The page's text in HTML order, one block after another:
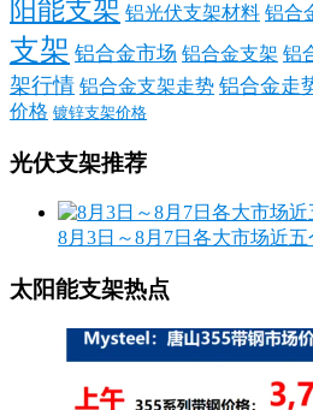
阳能支架 铝光伏支架材料 铝合
支架 铝合金市场 铝合金支架 铝
架行情 铝合金支架走势 铝合金走
价格 镀锌支架价格
光伏支架推荐
8月3日～8月7日各大市场近
太阳能支架热点